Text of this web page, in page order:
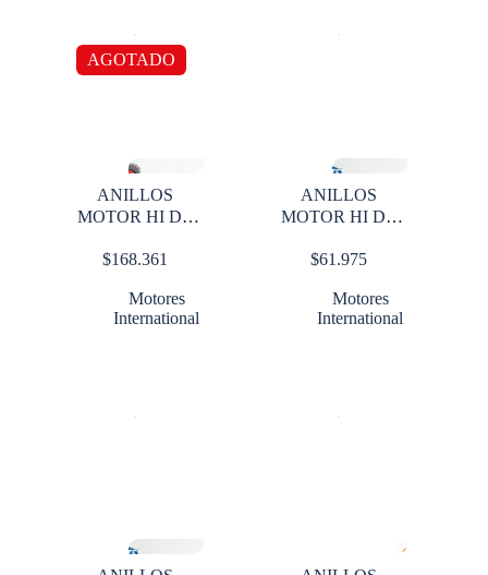
AGOTADO
ANILLOS
MOTOR HI DT
$168.361
Motores
International
ANILLOS
MOTOR HI DT
$61.975
Motores
International